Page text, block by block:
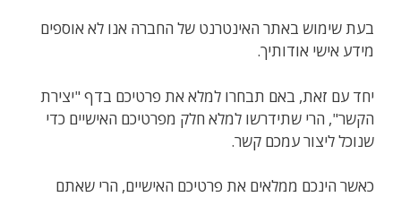
בעת שימוש באתר האינטרנט של החברה אנו לא אוספים
מידע אישי אודותיך.
יחד עם זאת, באם תבחרו למלא את פרטיכם בדף "יצירת
הקשר", הרי שתידרשו למלא חלק מפרטיכם האישיים כדי
שנוכל ליצור עמכם קשר.
כאשר הינכם ממלאים את פרטיכם האישיים, הרי שאתם